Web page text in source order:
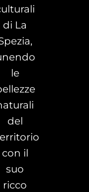
di La
le
del
con il
suo
ricco